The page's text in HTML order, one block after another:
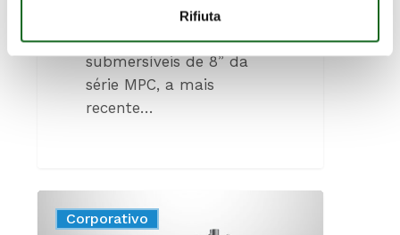
Rifiuta
A Caprari apresenta os
novos motores
submersíveis de 8” da
série MPC, a mais
recente…
Corporativo